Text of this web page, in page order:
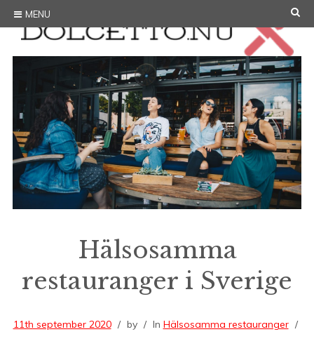
Skip
to
content
MENU
Hälsosamma
restauranger i Sverige
11th september 2020 by In Hälsosamma restauranger